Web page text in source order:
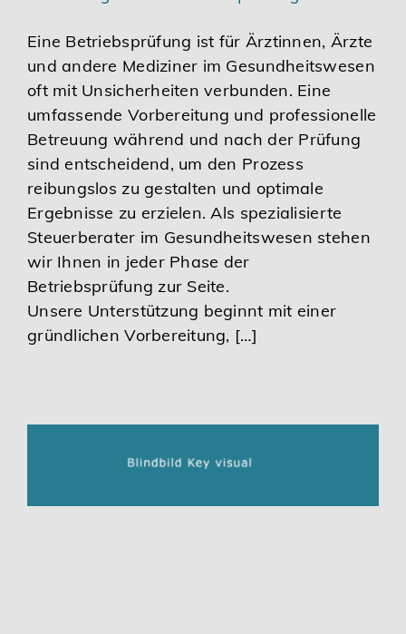
Eine Betriebsprüfung ist für Ärztinnen, Ärzte
und andere Mediziner im Gesundheitswesen
oft mit Unsicherheiten verbunden. Eine
umfassende Vorbereitung und professionelle
Betreuung während und nach der Prüfung
sind entscheidend, um den Prozess
reibungslos zu gestalten und optimale
Ergebnisse zu erzielen. Als spezialisierte
Steuerberater im Gesundheitswesen stehen
wir Ihnen in jeder Phase der
Betriebsprüfung zur Seite.
Unsere Unterstützung beginnt mit einer
gründlichen Vorbereitung, […]